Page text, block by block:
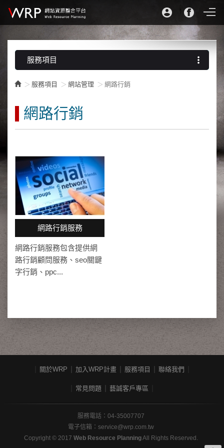
服務項目 more_vert
服務項目 網站管理 網路行銷
網路行銷
網路行銷服務
網路行銷服務包含提供網
路行銷顧問服務、seo關鍵
字行銷、ppc...
關於WRP 加入WRP計畫 服務項目 聯絡我們
常見問題 藝誠客戶專區
服務電話：04-35007707
電子信箱： service@wrp.com.tw
Copyright © 2017 Web Resource PlanningAll Rights Reserved.